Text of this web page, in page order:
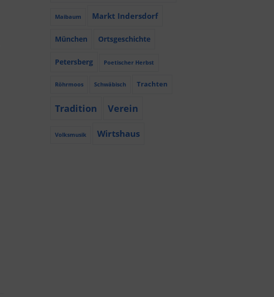
Maibaum Markt Indersdorf
München Ortsgeschichte
Petersberg Poetischer Herbst
Röhrmoos Schwäbisch Trachten
Tradition Verein
Volksmusik Wirtshaus